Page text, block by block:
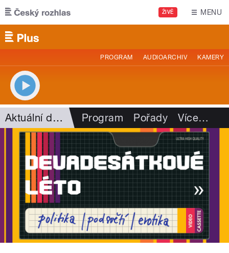
Přejít k hlavnímu obsahu
ŽIVĚ MENU
PROGRAM AUDIOARCHIV KAMERY
Aktuální dění Program Pořady Více…